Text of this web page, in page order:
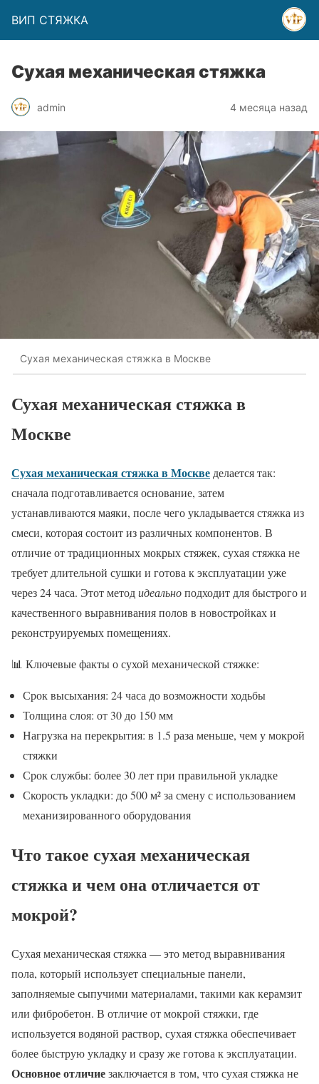
ВИП СТЯЖКА
Сухая механическая стяжка
admin 4 месяца назад
Сухая механическая стяжка в Москве
Сухая механическая стяжка в
Москве
Сухая механическая стяжка в Москве делается так:
сначала подготавливается основание, затем
устанавливаются маяки, после чего укладывается стяжка из
смеси, которая состоит из различных компонентов. В
отличие от традиционных мокрых стяжек, сухая стяжка не
требует длительной сушки и готова к эксплуатации уже
через 24 часа. Этот методидеальноподходит для быстрого и
качественного выравнивания полов в новостройках и
реконструируемых помещениях.
📊 Ключевые факты о сухой механической стяжке:
Срок высыхания: 24 часа до возможности ходьбы
Толщина слоя: от 30 до 150 мм
Нагрузка на перекрытия: в 1.5 раза меньше, чем у мокрой
стяжки
Срок службы: более 30 лет при правильной укладке
Скорость укладки: до 500 м² за смену с использованием
механизированного оборудования
Что такое сухая механическая
стяжка и чем она отличается от
мокрой?
Сухая механическая стяжка — это метод выравнивания
пола, который использует специальные панели,
заполняемые сыпучими материалами, такими как керамзит
или фибробетон. В отличие от мокрой стяжки, где
используется водяной раствор, сухая стяжка обеспечивает
более быструю укладку и сразу же готова к эксплуатации.
Основное отличиезаключается в том, что сухая стяжка не